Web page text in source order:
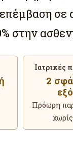
σε
στην
Ιατρικές
2
Πρόωρη